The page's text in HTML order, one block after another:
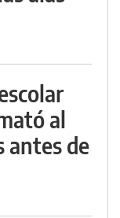
al
antes de